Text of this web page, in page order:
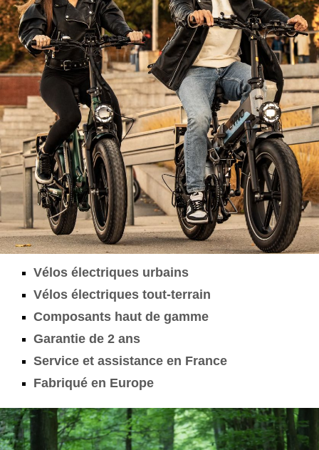
Vélos électriques urbains
Vélos électriques tout-terrain
Composants haut de gamme
Garantie de 2 ans
Service et assistance en France
Fabriqué en Europe